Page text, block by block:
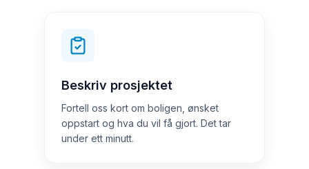
Beskriv prosjektet
Fortell oss kort om boligen, ønsket
oppstart og hva du vil få gjort. Det tar
under ett minutt.